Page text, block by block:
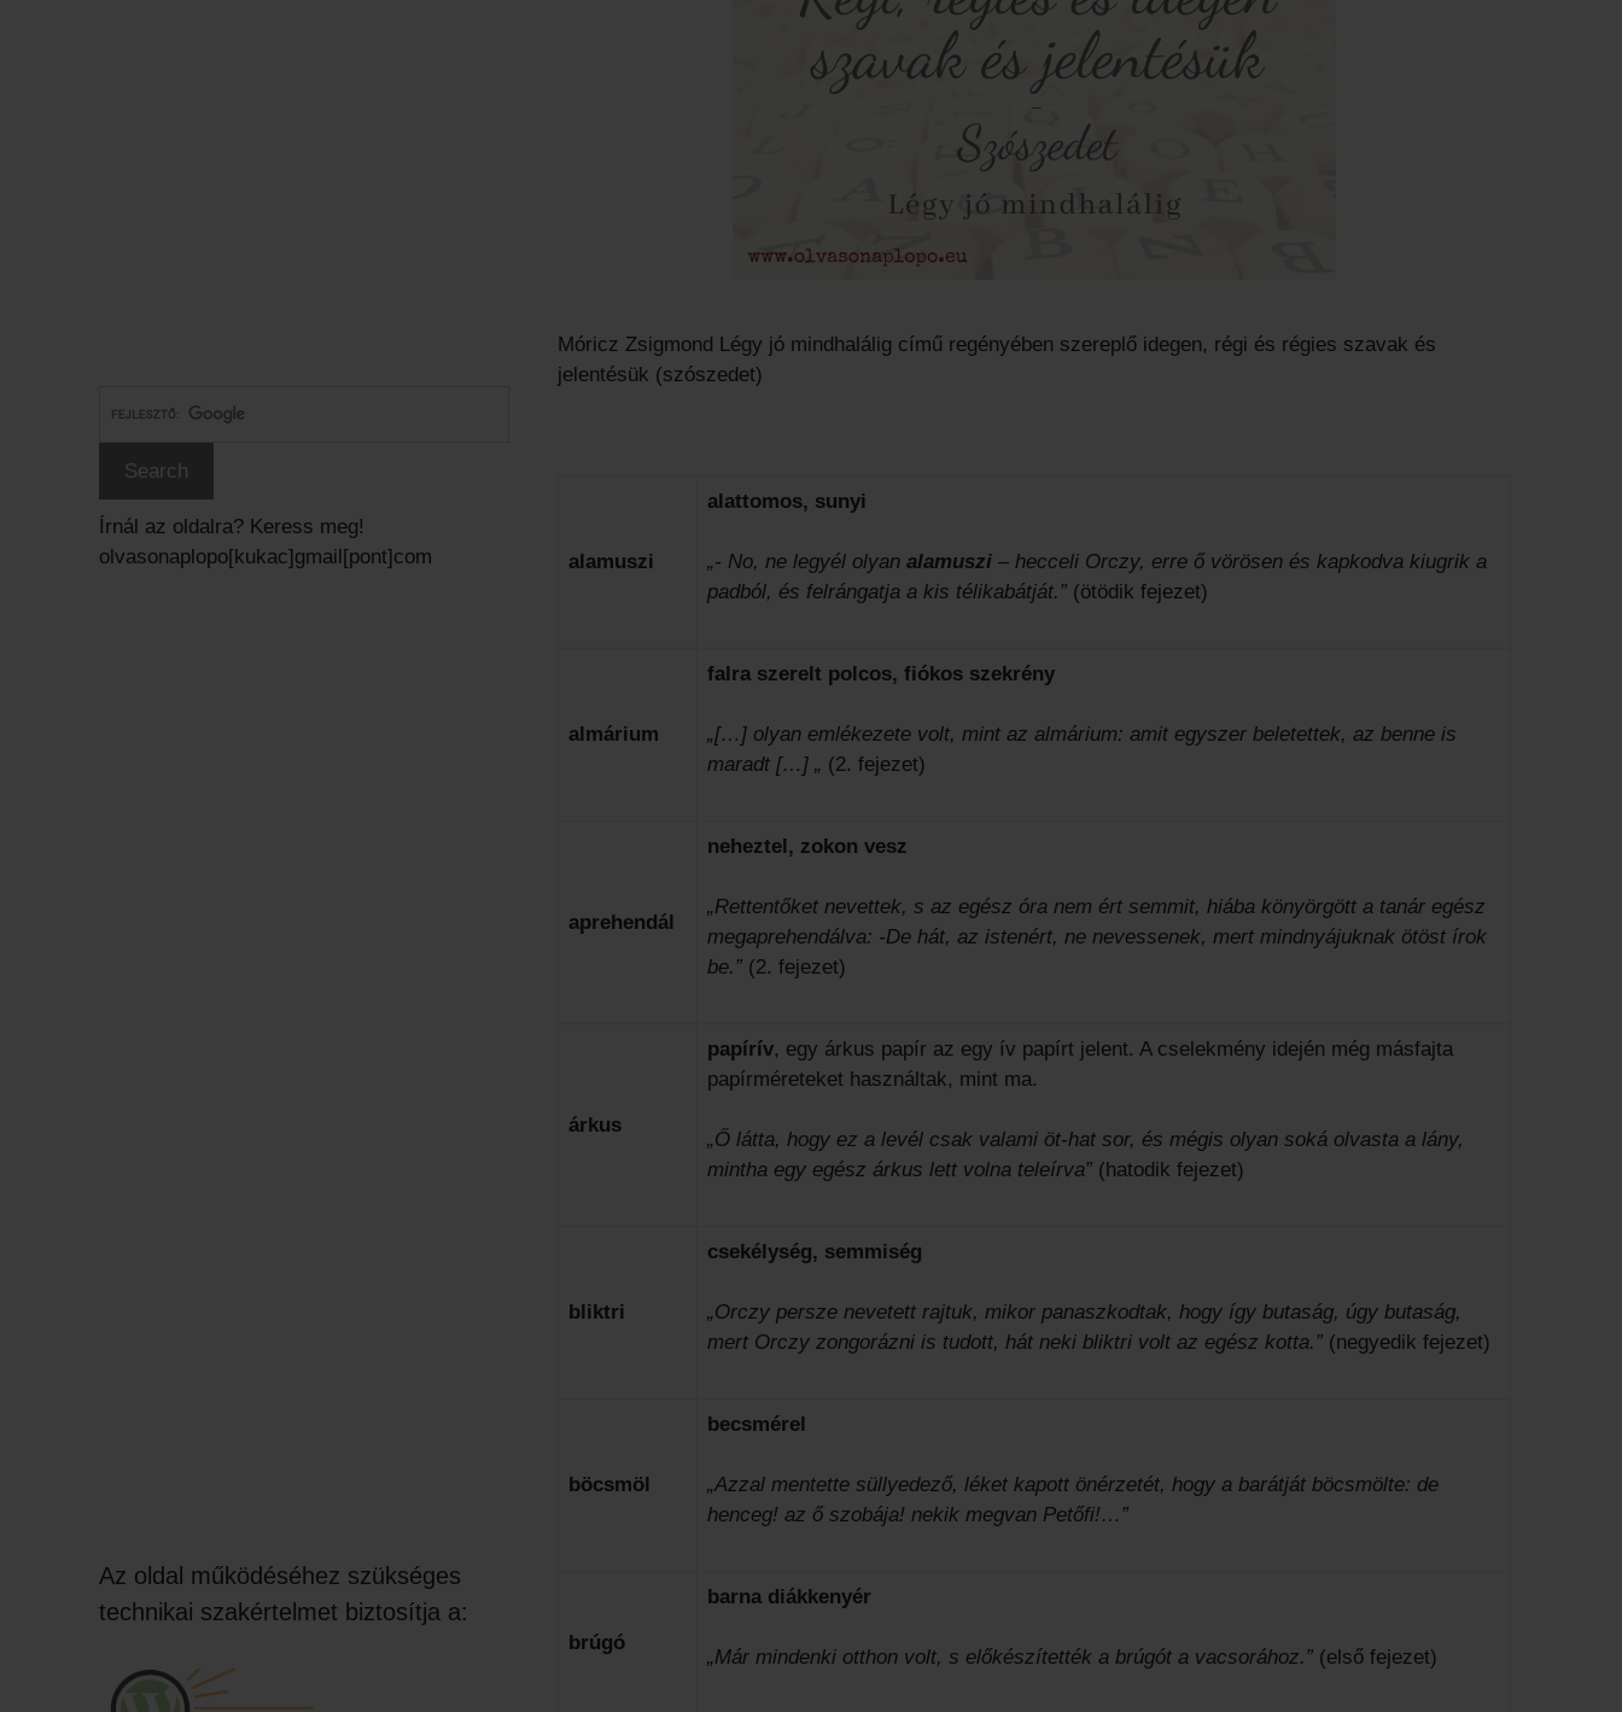
Móricz Zsigmond Légy jó mindhalálig című regényében szereplő idegen, régi és régies szavak és
jelentésük (szószedet)
alamuszi
alattomos, sunyi
„- No, ne legyél olyan alamuszi – hecceli Orczy, erre ő vörösen és kapkodva kiugrik a
padból, és felrángatja a kis télikabátját.” (ötödik fejezet)
almárium
falra szerelt polcos, fiókos szekrény
„[…] olyan emlékezete volt, mint az almárium: amit egyszer beletettek, az benne is
maradt […] „ (2. fejezet)
aprehendál
neheztel, zokon vesz
„Rettentőket nevettek, s az egész óra nem ért semmit, hiába könyörgött a tanár egész
megaprehendálva: -De hát, az istenért, ne nevessenek, mert mindnyájuknak ötöst írok
be.” (2. fejezet)
árkus
papírív, egy árkus papír az egy ív papírt jelent. A cselekmény idején még másfajta
papírméreteket használtak, mint ma.
„Ő látta, hogy ez a levél csak valami öt-hat sor, és mégis olyan soká olvasta a lány,
mintha egy egész árkus lett volna teleírva” (hatodik fejezet)
bliktri
csekélység, semmiség
„Orczy persze nevetett rajtuk, mikor panaszkodtak, hogy így butaság, úgy butaság,
mert Orczy zongorázni is tudott, hát neki bliktri volt az egész kotta.” (negyedik fejezet)
böcsmöl
becsmérel
„Azzal mentette süllyedező, léket kapott önérzetét, hogy a barátját böcsmölte: de
henceg! az ő szobája! nekik megvan Petőfi!…”
brúgó
barna diákkenyér
„Már mindenki otthon volt, s előkészítették a brúgót a vacsorához.” (első fejezet)
Írnál az oldalra? Keress meg!
olvasonaplopo[kukac]gmail[pont]com
Az oldal működéséhez szükséges
technikai szakértelmet biztosítja a: